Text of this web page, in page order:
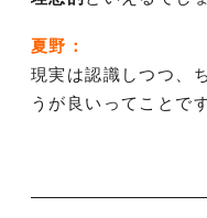
夏野：
現実は認識しつつ、
うが良いってことで